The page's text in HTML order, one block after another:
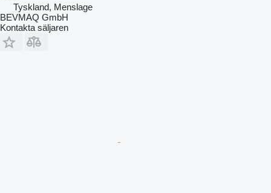
Tyskland, Menslage
BEVMAQ GmbH
Kontakta säljaren